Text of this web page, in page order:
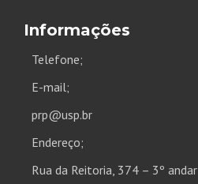
Informações
Telefone;
E-mail;
prp@usp.br
Endereço;
Rua da Reitoria, 374 – 3º andar